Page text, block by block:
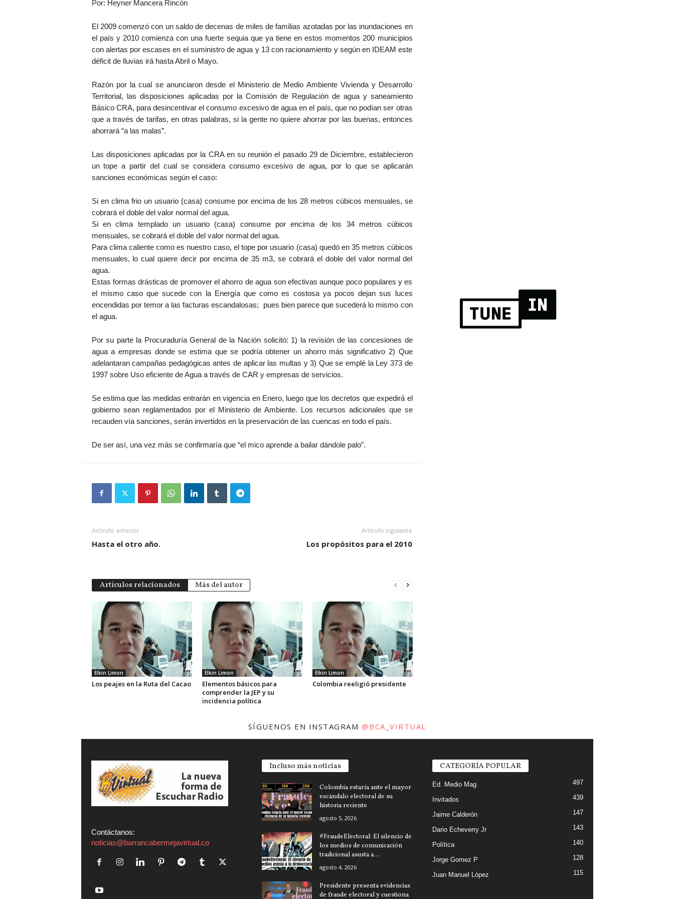
Por: Heyner Mancera Rincón
El 2009 comenzó con un saldo de decenas de miles de familias azotadas por las inundaciones en
el país y 2010 comienza con una fuerte sequia que ya tiene en estos momentos 200 municipios
con alertas por escases en el suministro de agua y 13 con racionamiento y según en IDEAM este
déficit de lluvias irá hasta Abril o Mayo.
Razón por la cual se anunciaron desde el Ministerio de Medio Ambiente Vivienda y Desarrollo
Territorial, las disposiciones aplicadas por la Comisión de Regulación de agua y saneamiento
Básico CRA, para desincentivar el consumo excesivo de agua en el país, que no podían ser otras
que a través de tarifas, en otras palabras, si la gente no quiere ahorrar por las buenas, entonces
ahorrará “a las malas”.
Las disposiciones aplicadas por la CRA en su reunión el pasado 29 de Diciembre, establecieron
un tope a partir del cual se considera consumo excesivo de agua, por lo que se aplicarán
sanciones económicas según el caso:
Si en clima frio un usuario (casa) consume por encima de los 28 metros cúbicos mensuales, se
cobrará el doble del valor normal del agua.
Si en clima templado un usuario (casa) consume por encima de los 34 metros cúbicos
mensuales, se cobrará el doble del valor normal del agua.
Para clima caliente como es nuestro caso, el tope por usuario (casa) quedó en 35 metros cúbicos
mensuales, lo cual quiere decir por encima de 35 m3, se cobrará el doble del valor normal del
agua.
Estas formas drásticas de promover el ahorro de agua son efectivas aunque poco populares y es
el mismo caso que sucede con la Energía que como es costosa ya pocos dejan sus luces
encendidas por temor a las facturas escandalosas; pues bien parece que sucederá lo mismo con
el agua.
Por su parte la Procuraduría General de la Nación solicitó: 1) la revisión de las concesiones de
agua a empresas donde se estima que se podría obtener un ahorro más significativo 2) Que
adelantaran campañas pedagógicas antes de aplicar las multas y 3) Que se emplé la Ley 373 de
1997 sobre Uso eficiente de Agua a través de CAR y empresas de servicios.
Se estima que las medidas entrarán en vigencia en Enero, luego que los decretos que expedirá el
gobierno sean reglamentados por el Ministerio de Ambiente. Los recursos adicionales que se
recauden vía sanciones, serán invertidos en la preservación de las cuencas en todo el país.
De ser así, una vez más se confirmaría que “el mico aprende a bailar dándole palo”.
Artículo anterior
Hasta el otro año.
Artículo siguiente
Los propósitos para el 2010
Artículos relacionados Más del autor
Elkin Limon
Los peajes en la Ruta del Cacao
Elkin Limon
Elementos básicos para
comprender la JEP y su
incidencia política
Elkin Limon
Colombia reeligió presidente
SÍGUENOS EN INSTAGRAM @BCA_VIRTUAL
Contáctanos:
noticias@barrancabermejavirtual.co
Incluso más noticias
Colombia estaría ante el mayor
escándalo electoral de su
historia reciente
agosto 5, 2026
#FraudeElectoral: El silencio de
los medios de comunicación
tradicional asusta a...
agosto 4, 2026
Presidente presenta evidencias
de fraude electoral y cuestiona
CATEGORÍA POPULAR
Ed. Medio Mag 497
Invitados 439
Jaime Calderón 147
Dario Echeverry Jr 143
Política 140
Jorge Gomez P 128
Juan Manuel López 115